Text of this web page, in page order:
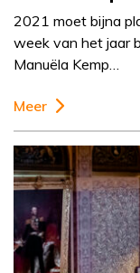
2021 moet bijna
week van het jaar
Manuëla Kemp…
Meer